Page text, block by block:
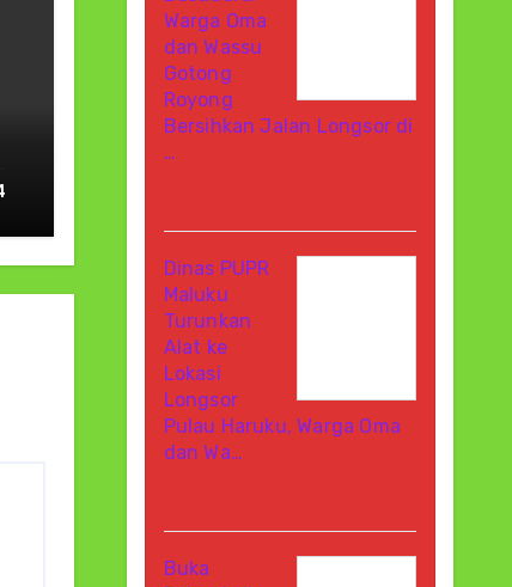
Warga Oma
dan Wassu
Gotong
Royong
Bersihkan Jalan Longsor di
…
Dinas PUPR
Maluku
Turunkan
Alat ke
Lokasi
Longsor
Pulau Haruku, Warga Oma
dan Wa…
Buka